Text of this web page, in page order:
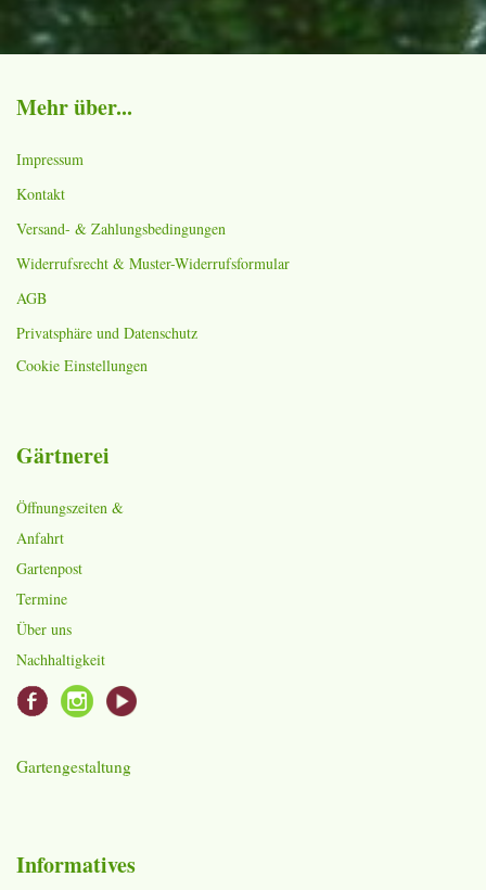
Mehr über...
Impressum
Kontakt
Versand- & Zahlungsbedingungen
Widerrufsrecht & Muster-Widerrufsformular
AGB
Privatsphäre und Datenschutz
Cookie Einstellungen
Gärtnerei
Öffnungszeiten &
Anfahrt
Gartenpost
Termine
Über uns
Nachhaltigkeit
Gartengestaltung
Informatives